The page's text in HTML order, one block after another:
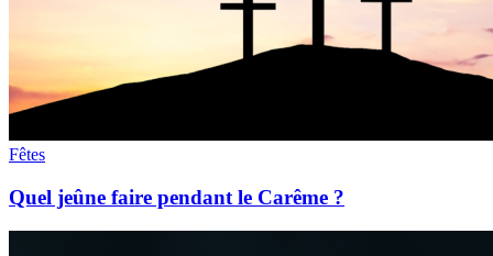
Fêtes
Quel jeûne faire pendant le Carême ?